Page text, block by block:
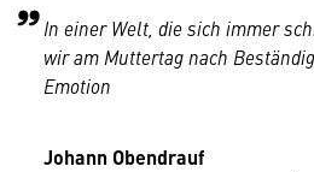
In einer Welt, die sich immer
wir am Muttertag nach
Emotion
Johann Obendrauf